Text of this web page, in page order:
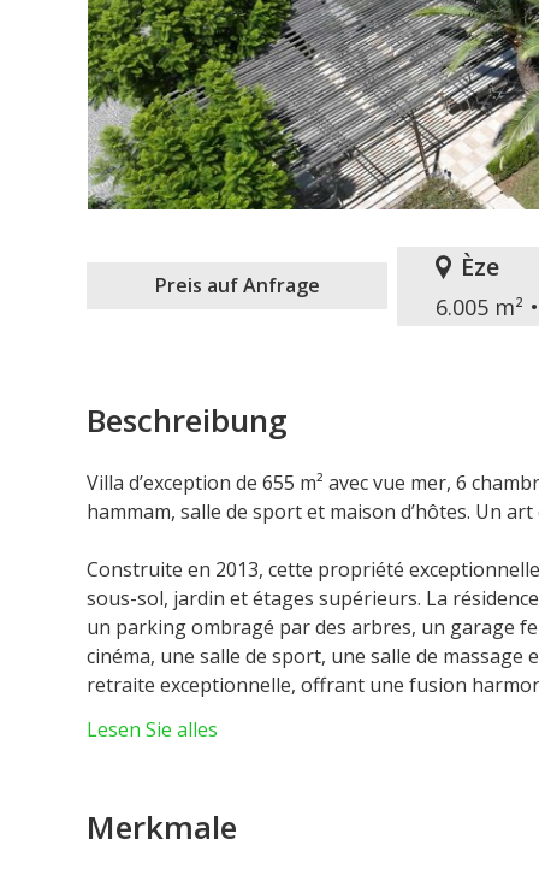
Preis auf Anfrage
Èze
6.005 m²
Beschreibung
Villa d’exception de 655 m² avec vue mer, 6
hammam, salle de sport et maison d’hôtes. Un
Construite en 2013, cette propriété
sous-sol, jardin et étages supérieurs. La
un parking ombragé par des arbres, un garage
cinéma, une salle de sport, une salle de massage
retraite exceptionnelle, offrant une fusion
propriété.Intégrant un design élégant et des
espaces fonctionnels de 173,09 m² (cave à vin,
Lesen Sie alles
Merkmale